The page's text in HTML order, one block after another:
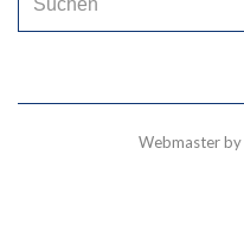
Webmaster by